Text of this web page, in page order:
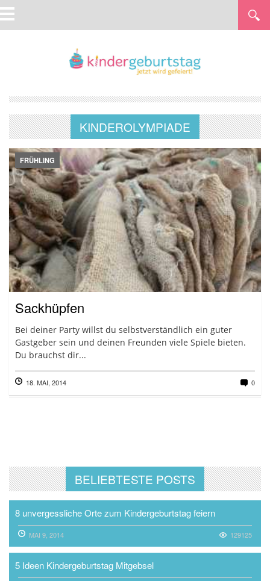
KINDEROLYMPIADE
FRÜHLING
Sackhüpfen
Bei deiner Party willst du selbstverständlich ein guter
Gastgeber sein und deinen Freunden viele Spiele bieten.
Du brauchst dir...
18. MAI, 2014 0
BELIEBTESTE POSTS
8 unvergessliche Orte zum Kindergeburtstag feiern
MAI 9, 2014 129125
5 Ideen Kindergeburtstag Mitgebsel